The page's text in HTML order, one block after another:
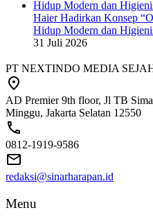
Haier Hadirkan Konsep
Hidup Modern dan
31 Juli 2026
PT NEXTINDO MEDIA
AD Premier 9th floor, Jl TB
Minggu, Jakarta Selatan 12550
0812-1919-9586
redaksi@sinarharapan.id
Menu